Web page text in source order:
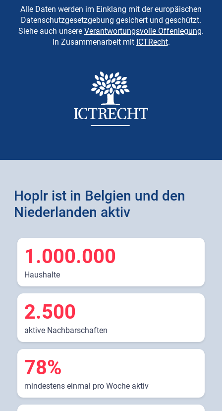
Alle Daten werden im Einklang mit der europäischen
Datenschutzgesetzgebung gesichert und geschützt.
Siehe auch unsere Verantwortungsvolle Offenlegung.
In Zusammenarbeit mit ICTRecht.
Hoplr ist in Belgien und den
Niederlanden aktiv
1.000.000
Haushalte
2.500
aktive Nachbarschaften
78%
mindestens einmal pro Woche aktiv